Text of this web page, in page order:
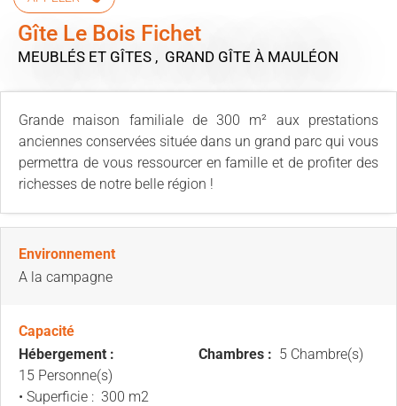
Gîte Le Bois Fichet
MEUBLÉS ET GÎTES , GRAND GÎTE À MAULÉON
Grande maison familiale de 300 m² aux prestations
anciennes conservées située dans un grand parc qui vous
permettra de vous ressourcer en famille et de profiter des
richesses de notre belle région !
Environnement
A la campagne
Capacité
Hébergement :
15 Personne(s)
• Superficie : 300 m2
Chambres : 5 Chambre(s)